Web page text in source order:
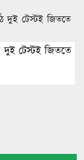
দুই টেস্টই জিততে